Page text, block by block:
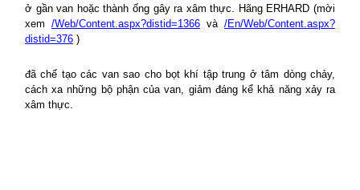
ở gần van hoặc thành ống gây ra xâm thực. Hãng ERHARD (mời
xem /Web/Content.aspx?distid=1366 và /En/Web/Content.aspx?
distid=376 )
đã chế tạo các van sao cho bọt khí tập trung ở tâm dòng chảy,
cách xa những bộ phận của van, giảm đáng kể khả năng xảy ra
xâm thực.